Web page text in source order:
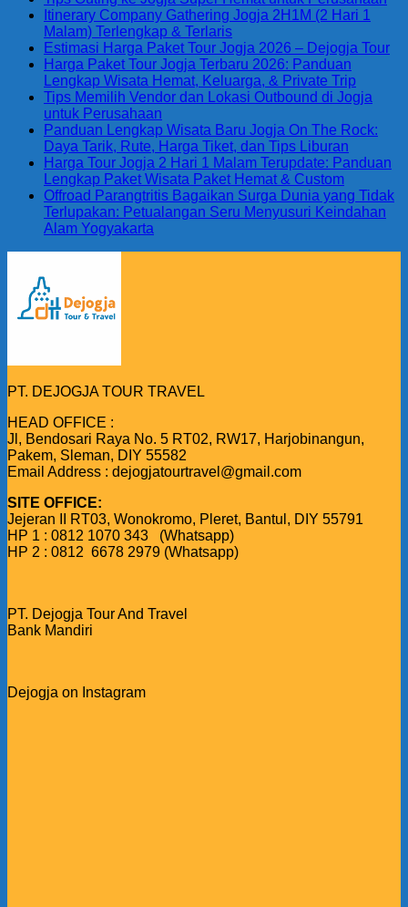
Itinerary Company Gathering Jogja 2H1M (2 Hari 1
Malam) Terlengkap & Terlaris
Estimasi Harga Paket Tour Jogja 2026 – Dejogja Tour
Harga Paket Tour Jogja Terbaru 2026: Panduan
Lengkap Wisata Hemat, Keluarga, & Private Trip
Tips Memilih Vendor dan Lokasi Outbound di Jogja
untuk Perusahaan
Panduan Lengkap Wisata Baru Jogja On The Rock:
Daya Tarik, Rute, Harga Tiket, dan Tips Liburan
Harga Tour Jogja 2 Hari 1 Malam Terupdate: Panduan
Lengkap Paket Wisata Paket Hemat & Custom
Offroad Parangtritis Bagaikan Surga Dunia yang Tidak
Terlupakan: Petualangan Seru Menyusuri Keindahan
Alam Yogyakarta
PT. DEJOGJA TOUR TRAVEL
HEAD OFFICE :
Jl, Bendosari Raya No. 5 RT02, RW17, Harjobinangun,
Pakem, Sleman, DIY 55582
Email Address : dejogjatourtravel@gmail.com
SITE OFFICE:
Jejeran II RT03, Wonokromo, Pleret, Bantul, DIY 55791
HP 1 : 0812 1070 343 (Whatsapp)
HP 2 : 0812 6678 2979 (Whatsapp)
PT. Dejogja Tour And Travel
Bank Mandiri
Dejogja on Instagram